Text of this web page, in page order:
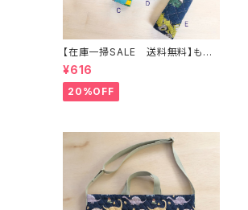
【在庫一掃SALE 送料無料】もこ
もこ水筒肩ひもカバー【はたらく】
★KS.101113141516171819 車
男の子 飛行機 くるま ｜通園
通学用のかわいい巾着袋や入園オ
¥616
20%OFF